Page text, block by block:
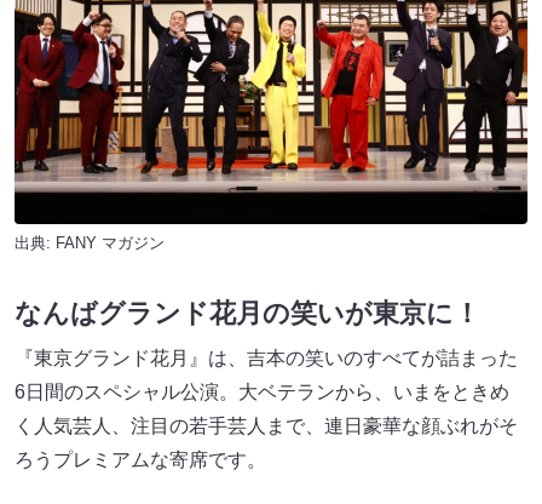
出典: FANY マガジン
なんばグランド花月の笑いが東京に！
『東京グランド花月』は、吉本の笑いのすべてが詰まった
6日間のスペシャル公演。大ベテランから、いまをときめ
く人気芸人、注目の若手芸人まで、連日豪華な顔ぶれがそ
ろうプレミアムな寄席です。